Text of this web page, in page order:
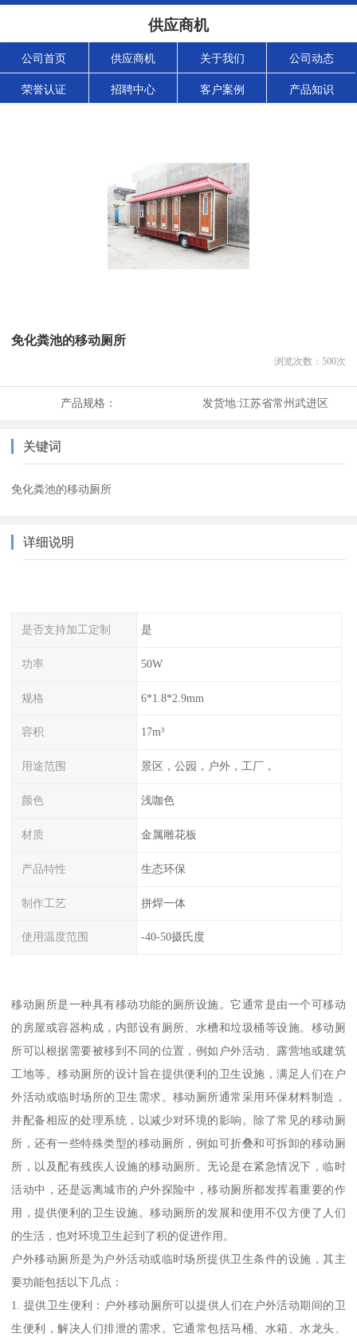
供应商机
公司首页 供应商机 关于我们 公司动态
荣誉认证 招聘中心 客户案例 产品知识
免化粪池的移动厕所
浏览次数： 500次
产品规格： 发货地:江苏省常州武进区
关键词
免化粪池的移动厕所
详细说明
是否支持加工定制 是
功率 50W
规格 6*1.8*2.9mm
容积 17m³
用途范围 景区，公园，户外，工厂，
颜色 浅咖色
材质 金属雕花板
产品特性 生态环保
制作工艺 拼焊一体
使用温度范围 -40-50摄氏度
移动厕所是一种具有移动功能的厕所设施。它通常是由一个可移动
的房屋或容器构成，内部设有厕所、水槽和垃圾桶等设施。移动厕
所可以根据需要被移到不同的位置，例如户外活动、露营地或建筑
工地等。移动厕所的设计旨在提供便利的卫生设施，满足人们在户
外活动或临时场所的卫生需求。移动厕所通常采用环保材料制造，
并配备相应的处理系统，以减少对环境的影响。除了常见的移动厕
所，还有一些特殊类型的移动厕所，例如可折叠和可拆卸的移动厕
所，以及配有残疾人设施的移动厕所。无论是在紧急情况下，临时
活动中，还是远离城市的户外探险中，移动厕所都发挥着重要的作
用，提供便利的卫生设施。移动厕所的发展和使用不仅方便了人们
的生活，也对环境卫生起到了积的促进作用。
户外移动厕所是为户外活动或临时场所提供卫生条件的设施，其主
要功能包括以下几点：
1. 提供卫生便利：户外移动厕所可以提供人们在户外活动期间的卫
生便利，解决人们排泄的需求。它通常包括马桶、水箱、水龙头、